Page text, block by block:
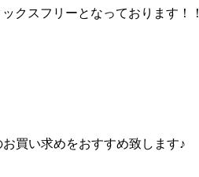
クスフリーとなっております！！
買い求めをおすすめ致します♪